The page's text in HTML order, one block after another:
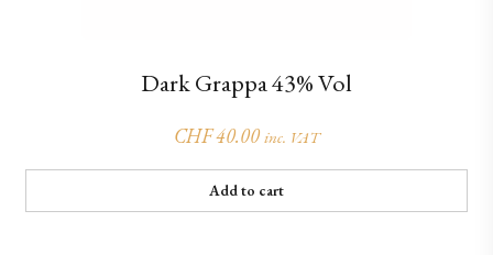
Dark Grappa 43% Vol
CHF40.00 inc. VAT
Add to cart